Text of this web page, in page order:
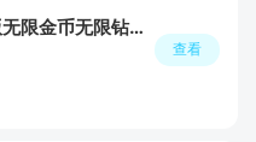
火柴人之神3破解版无限金币无限钻石版
查看